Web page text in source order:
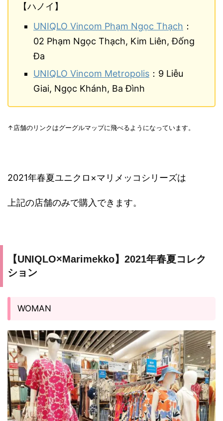
【ハノイ】
UNIQLO Vincom Phạm Ngọc Thạch ：
02 Phạm Ngọc Thạch, Kim Liên, Đống
Đa
UNIQLO Vincom Metropolis ：9 Liễu
Giai, Ngọc Khánh, Ba Đình
↑店舗のリンクはグーグルマップに飛べるようになっています。
2021年春夏ユニクロ×マリメッコシリーズは
上記の店舗のみで購入できます。
【UNIQLO×Marimekko】2021年春夏コレク
ション
WOMAN